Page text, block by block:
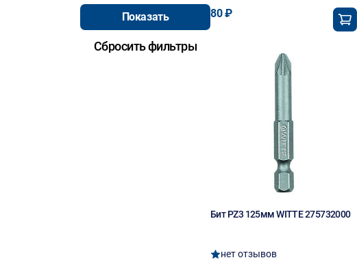
80 ₽
Бит PZ3 125мм WITTE 275732000
нет отзывов